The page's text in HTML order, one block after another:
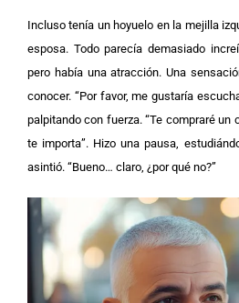
Incluso tenía un hoyuelo en la mejilla
esposa. Todo parecía demasiado
pero había una atracción. Una
conocer. “Por favor, me gustaría
palpitando con fuerza. “Te compraré un
te importa”. Hizo una pausa,
asintió. “Bueno… claro, ¿por qué no?”